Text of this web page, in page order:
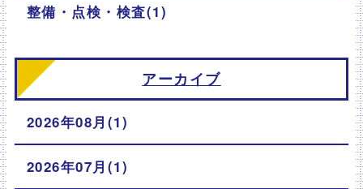
整備・点検・検査(1)
アーカイブ
2026年08月(1)
2026年07月(1)